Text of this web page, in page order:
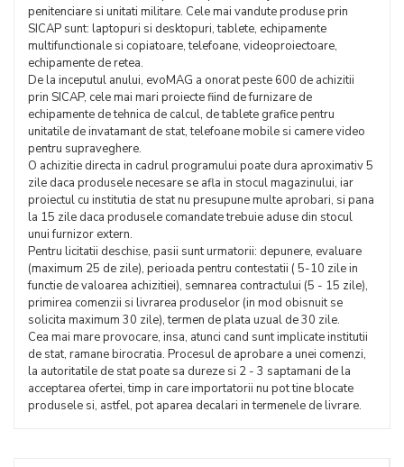
penitenciare si unitati militare. Cele mai vandute produse prin
SICAP sunt: laptopuri si desktopuri, tablete, echipamente
multifunctionale si copiatoare, telefoane, videoproiectoare,
echipamente de retea.
De la inceputul anului, evoMAG a onorat peste 600 de achizitii
prin SICAP, cele mai mari proiecte fiind de furnizare de
echipamente de tehnica de calcul, de tablete grafice pentru
unitatile de invatamant de stat, telefoane mobile si camere video
pentru supraveghere.
O achizitie directa in cadrul programului poate dura aproximativ 5
zile daca produsele necesare se afla in stocul magazinului, iar
proiectul cu institutia de stat nu presupune multe aprobari, si pana
la 15 zile daca produsele comandate trebuie aduse din stocul
unui furnizor extern.
Pentru licitatii deschise, pasii sunt urmatorii: depunere, evaluare
(maximum 25 de zile), perioada pentru contestatii ( 5-10 zile in
functie de valoarea achizitiei), semnarea contractului (5 - 15 zile),
primirea comenzii si livrarea produselor (in mod obisnuit se
solicita maximum 30 zile), termen de plata uzual de 30 zile.
Cea mai mare provocare, insa, atunci cand sunt implicate institutii
de stat, ramane birocratia. Procesul de aprobare a unei comenzi,
la autoritatile de stat poate sa dureze si 2 - 3 saptamani de la
acceptarea ofertei, timp in care importatorii nu pot tine blocate
produsele si, astfel, pot aparea decalari in termenele de livrare.